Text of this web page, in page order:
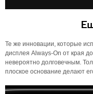
Те же инновации, которые
дисплея Always-On от края
невероятно долговечным.
плоское основание делают